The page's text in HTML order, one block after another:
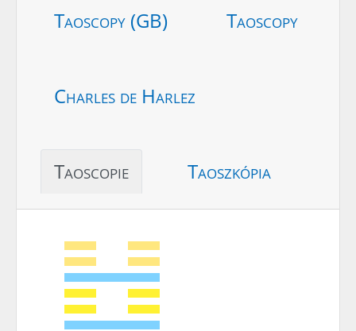
Taoscopy (GB) Taoscopy
Charles de Harlez
Taoscopie Taoszkópia